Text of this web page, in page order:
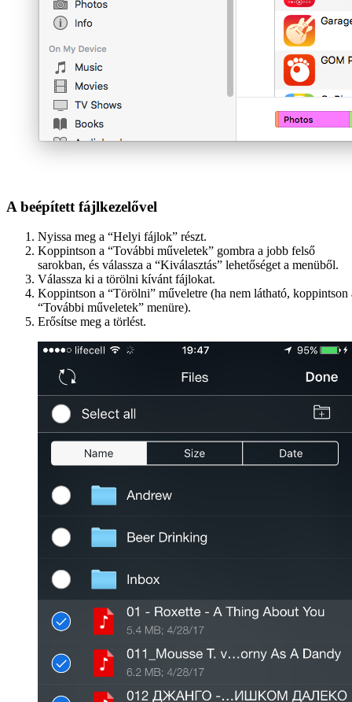
A beépített fájlkezelővel
Nyissa meg a “Helyi fájlok” részt.
Koppintson a “További műveletek” gombra a jobb felső
sarokban, és válassza a “Kiválasztás” lehetőséget a menüből.
Válassza ki a törölni kívánt fájlokat.
Koppintson a “Törölni” műveletre (ha nem látható, koppintson
“További műveletek” menüre).
Erősítse meg a törlést.